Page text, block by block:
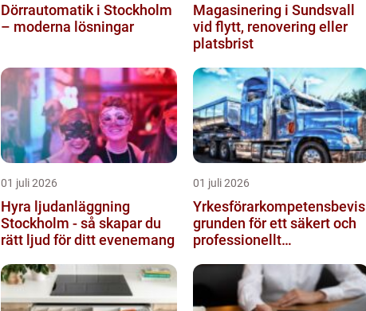
Dörrautomatik i Stockholm
– moderna lösningar
Magasinering i Sundsvall
vid flytt, renovering eller
platsbrist
01 juli 2026
Hyra ljudanläggning
Stockholm - så skapar du
rätt ljud för ditt evenemang
01 juli 2026
Yrkesförarkompetensbevis
grunden för ett säkert och
professionellt